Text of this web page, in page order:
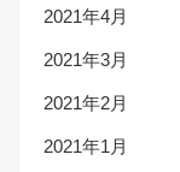
2021年4月
2021年3月
2021年2月
2021年1月